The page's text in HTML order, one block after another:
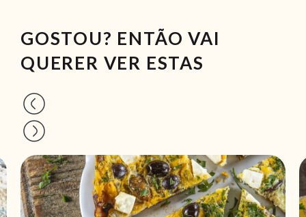
GOSTOU? ENTÃO VAI
QUERER VER ESTAS